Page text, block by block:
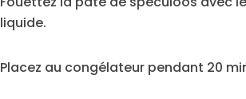
liquide.
Placez au congélateur pendant 20